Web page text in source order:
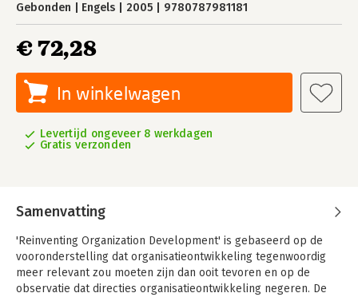
Gebonden Engels 2005 9780787981181
€ 72,28
In winkelwagen
Levertijd ongeveer 8 werkdagen
Gratis verzonden
Samenvatting
'Reinventing Organization Development' is gebaseerd op de
vooronderstelling dat organisatieontwikkeling tegenwoordig
meer relevant zou moeten zijn dan ooit tevoren en op de
observatie dat directies organisatieontwikkeling negeren. De